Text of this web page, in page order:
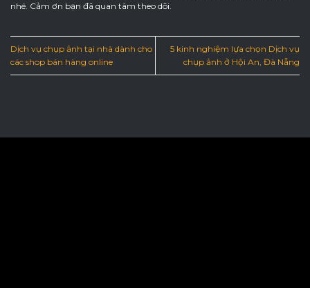
nhé. Cảm ơn bạn đã quan tâm theo dõi.
Dịch vụ chụp ảnh tại nhà dành cho
các shop bán hàng online
5 kinh nghiệm lựa chọn Dịch vụ
chụp ảnh ở Hội An, Đà Nẵng